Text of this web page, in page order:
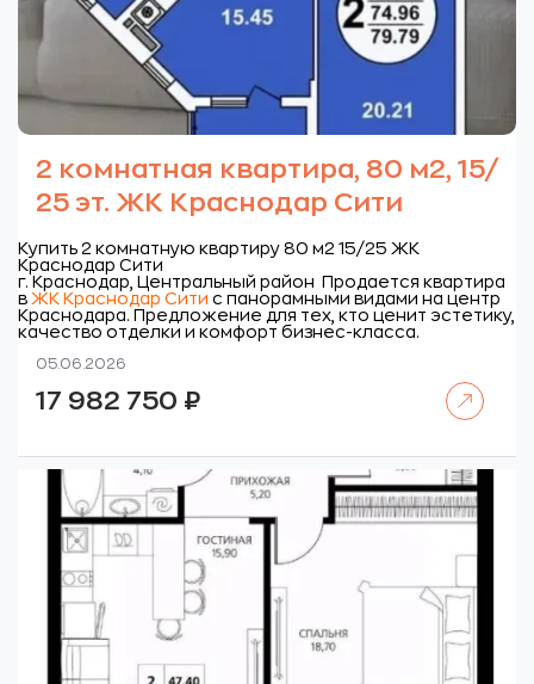
2 комнатная квартира, 80 м2, 15/
25 эт. ЖК Краснодар Сити
Купить 2 комнатную квартиру 80 м2 15/25 ЖК
Краснодар Сити
г. Краснодар, Центральный район
Продается квартира
в ЖК Краснодар Сити с панорамными видами на центр
Краснодара. Предложение для тех, кто ценит эстетику,
качество отделки и комфорт бизнес-класса.
05.06.2026
17 982 750 ₽